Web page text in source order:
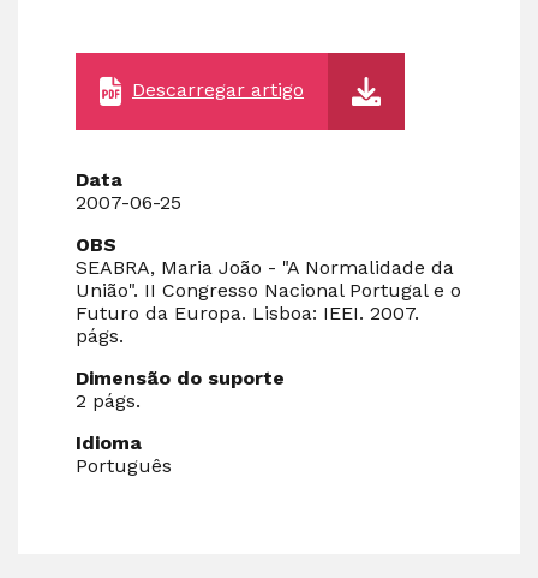
Descarregar artigo
Data
2007-06-25
OBS
SEABRA, Maria João - "A Normalidade da
União". II Congresso Nacional Portugal e o
Futuro da Europa. Lisboa: IEEI. 2007.
págs.
Dimensão do suporte
2 págs.
Idioma
Português